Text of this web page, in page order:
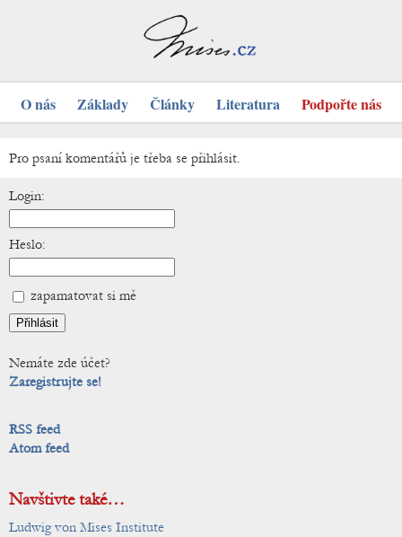
O nás Základy Články Literatura Podpořte nás
Pro psaní komentářů je třeba se přihlásit.
Login:
Heslo:
zapamatovat si mě
Nemáte zde účet?
Zaregistrujte se!
RSS feed
Atom feed
Navštivte také…
Ludwig von Mises Institute